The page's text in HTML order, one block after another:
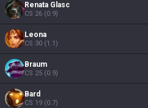
Renata Glasc
CS 26 (0.9)
Leona
CS 30 (1.1)
Braum
CS 25 (0.9)
Bard
CS 19 (0.7)